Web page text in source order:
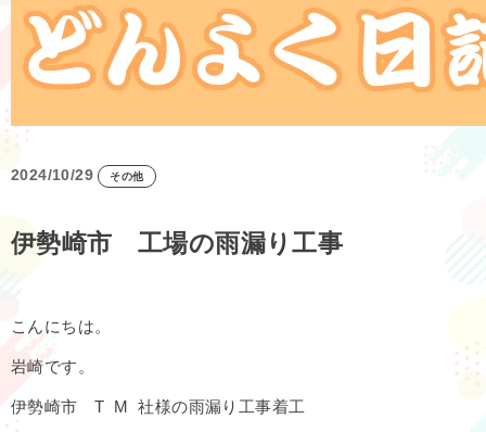
2024/10/29 その他
伊勢崎市 工場の雨漏り工事
こんにちは。
岩崎です。
伊勢崎市 T M 社様の雨漏り工事着工